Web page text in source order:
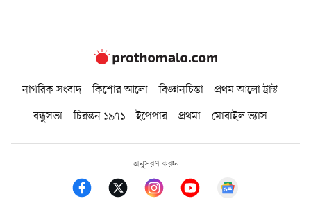
নাগরিক সংবাদ কিশোর আলো বিজ্ঞানচিন্তা
প্রথম আলো ট্রাস্ট
বন্ধুসভা
চিরন্তন ১৯৭১ ইপেপার প্রথমা মোবাইল ভ্যাস
অনুসরণ করুন